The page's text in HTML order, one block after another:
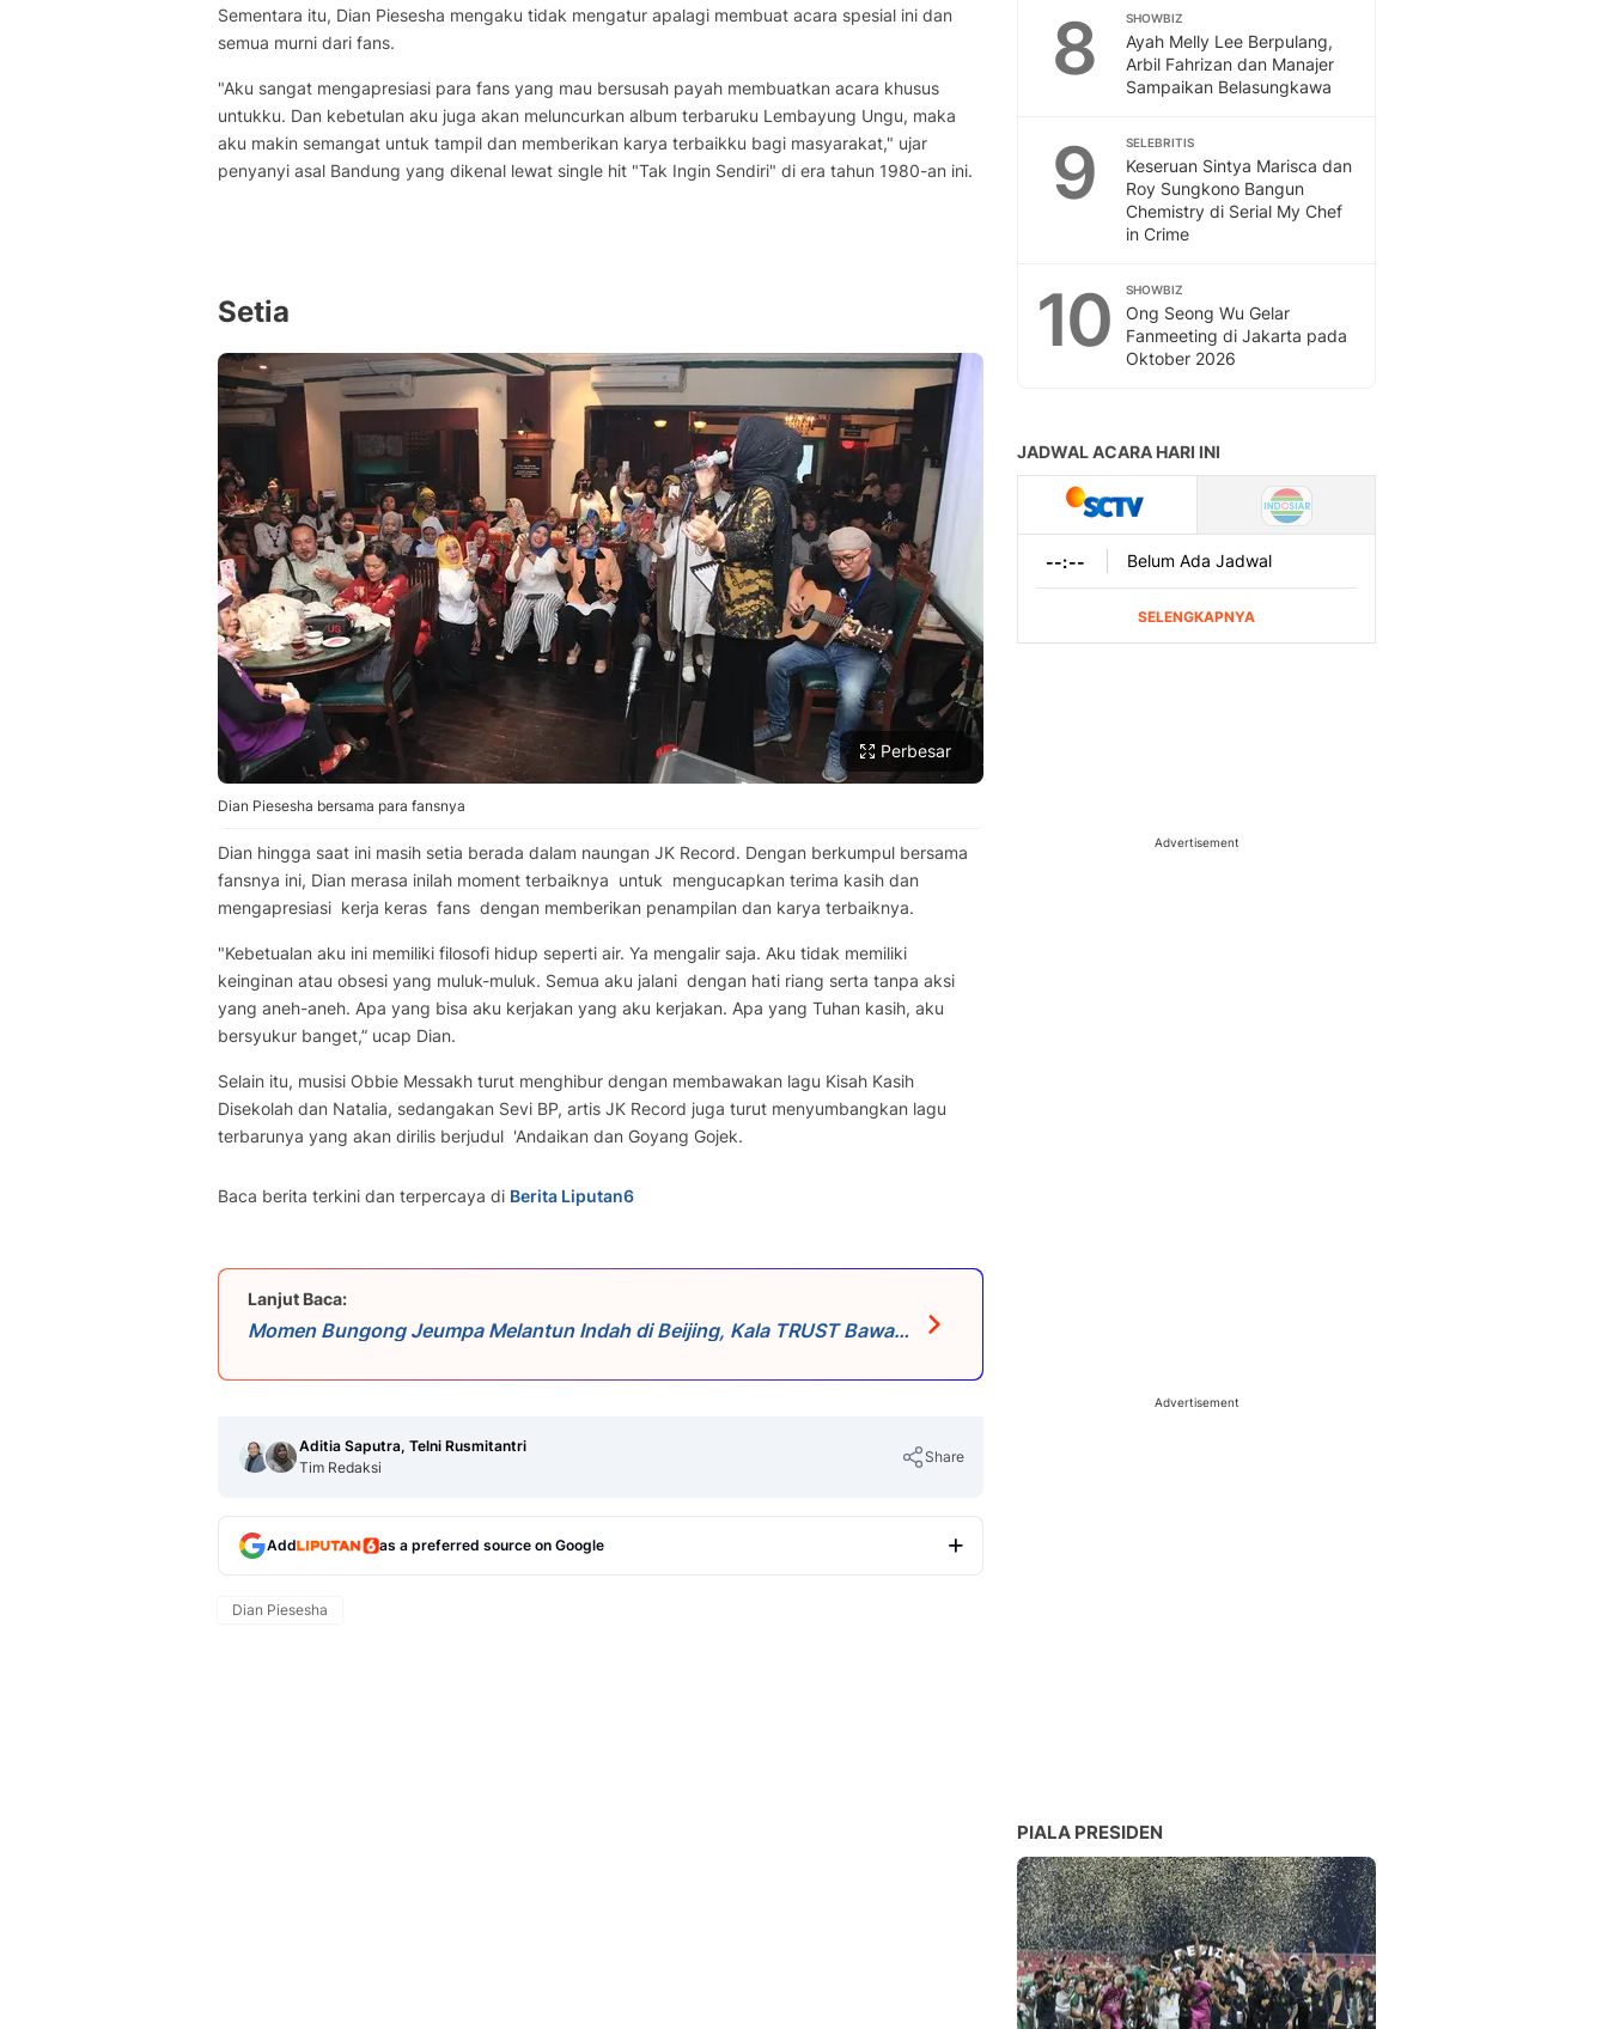
Sementara itu, Dian Piesesha mengaku tidak mengatur apalagi membuat acara spesial ini dan
semua murni dari fans.
"Aku sangat mengapresiasi para fans yang mau bersusah payah membuatkan acara khusus
untukku. Dan kebetulan aku juga akan meluncurkan album terbaruku Lembayung Ungu, maka
aku makin semangat untuk tampil dan memberikan karya terbaikku bagi masyarakat," ujar
penyanyi asal Bandung yang dikenal lewat single hit "Tak Ingin Sendiri" di era tahun 1980-an ini.
Setia
Perbesar
Dian Piesesha bersama para fansnya
Dian hingga saat ini masih setia berada dalam naungan JK Record. Dengan berkumpul bersama
fansnya ini, Dian merasa inilah moment terbaiknya untuk mengucapkan terima kasih dan
mengapresiasi kerja keras fans dengan memberikan penampilan dan karya terbaiknya.
"Kebetualan aku ini memiliki filosofi hidup seperti air. Ya mengalir saja. Aku tidak memiliki
keinginan atau obsesi yang muluk-muluk. Semua aku jalani dengan hati riang serta tanpa aksi
yang aneh-aneh. Apa yang bisa aku kerjakan yang aku kerjakan. Apa yang Tuhan kasih, aku
bersyukur banget,” ucap Dian.
Selain itu, musisi Obbie Messakh turut menghibur dengan membawakan lagu Kisah Kasih
Disekolah dan Natalia, sedangakan Sevi BP, artis JK Record juga turut menyumbangkan lagu
terbarunya yang akan dirilis berjudul 'Andaikan dan Goyang Gojek.
Baca berita terkini dan terpercaya di Berita Liputan6
Lanjut Baca:
Momen Bungong Jeumpa Melantun Indah di Beijing, Kala TRUST Bawa
Aditia Saputra, Telni Rusmitantri
Tim Redaksi
Share
Add as a preferred source on Google
Dian Piesesha
8 SHOWBIZ
Ayah Melly Lee Berpulang,
Arbil Fahrizan dan Manajer
Sampaikan Belasungkawa
9 SELEBRITIS
Keseruan Sintya Marisca dan
Roy Sungkono Bangun
Chemistry di Serial My Chef
in Crime
10 SHOWBIZ
Ong Seong Wu Gelar
Fanmeeting di Jakarta pada
Oktober 2026
Advertisement
Advertisement
PIALA PRESIDEN